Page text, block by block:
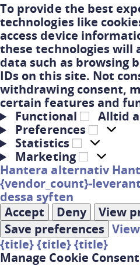
To provide the best
technologies like
access device
these technologies will
data such as browsing
IDs on this site. Not
withdrawing consent,
certain features and
Functional
Alltid
Preferences
Statistics
Marketing
Hantera alternativ
{vendor_count}-
dessa syften
Accept
Deny
View
Save preferences
{title} {title}{title}
Manage Cookie Consent